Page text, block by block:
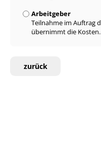
Arbeitgeber
Teilnahme im Auftrag
übernimmt die Kosten.
zurück